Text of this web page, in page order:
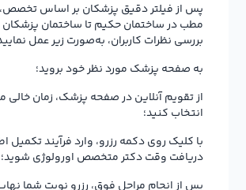
پس از فیلتر دقیق پزشکان بر اساس
مطب در ساختمان حکیم تا ساختمان
بررسی نظرات کاربران، به‌صورت زیر عمل
به صفحه پزشک مورد نظر خود بروید؛
از تقویم آنلاین در صفحه پزشک، زمان خالی
انتخاب کنید؛
با کلیک روی دکمه رزرو، وارد فرآیند تکمیل
دریافت وقت دکتر متخصص اورولوژی شوید؛
پس از انجام مراحل فوق، رزرو نوبت شما